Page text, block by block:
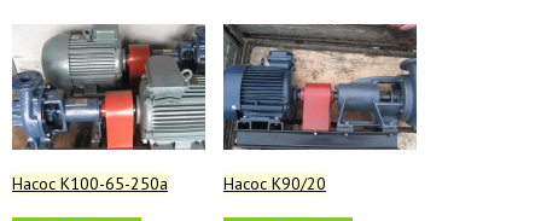
Насос К100-65-250а Насос К90/20